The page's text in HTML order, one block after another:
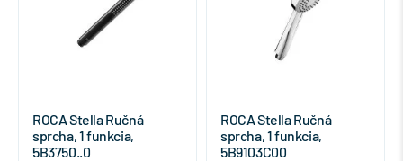
ROCA Stella Ručná
sprcha, 1 funkcia,
5B3750..0
ROCA Stella Ručná
sprcha, 1 funkcia,
5B9103C00